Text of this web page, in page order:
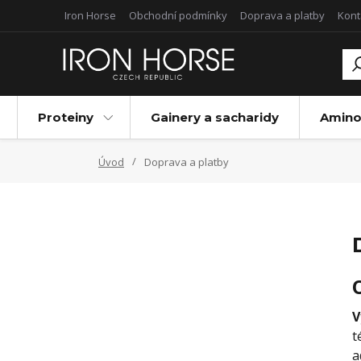
Iron Horse Obchodní podmínky Doprava a platby
Proteiny Gainery a sacharidy
Úvod Doprava a platby